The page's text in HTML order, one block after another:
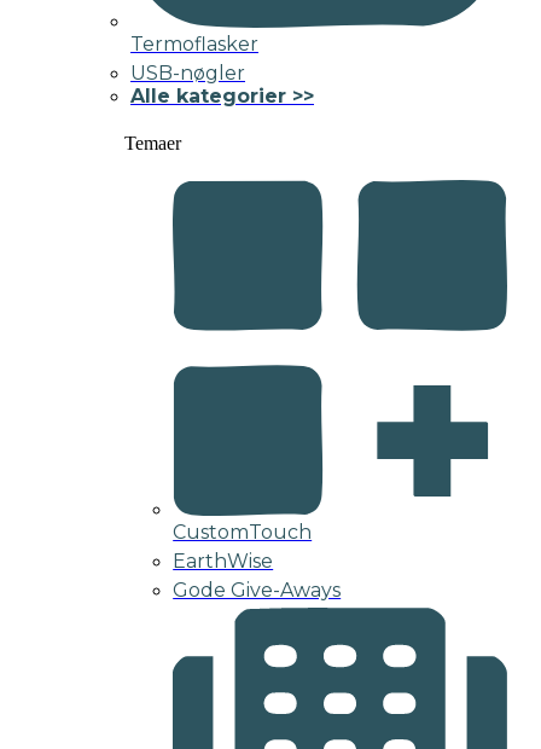
Termoflasker
USB-nøgler
Alle kategorier >>
Temaer
CustomTouch
EarthWise
Gode Give-Aways